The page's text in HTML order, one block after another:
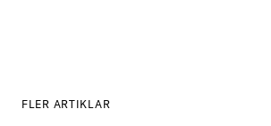
FLER ARTIKLAR